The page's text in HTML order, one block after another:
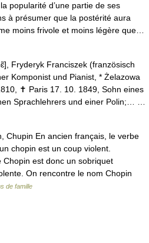
popularité d’une partie de ses
à présumer que la postérité aura
moins frivole et moins légère que…
Fryderyk Franciszek (französisch
Komponist und Pianist, * Żelazowa
✝ Paris 17. 10. 1849, Sohn eines
Sprachlehrers und einer Polin;… …
Chupin En ancien français, le verbe
chopin est un coup violent.
est donc un sobriquet
On rencontre le nom Chopin
de famille